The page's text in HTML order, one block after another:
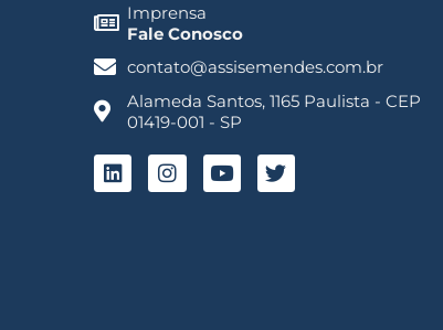
Imprensa
Fale Conosco
contato@assisemendes.com.br
Alameda Santos, 1165 Paulista - CEP
01419-001 - SP